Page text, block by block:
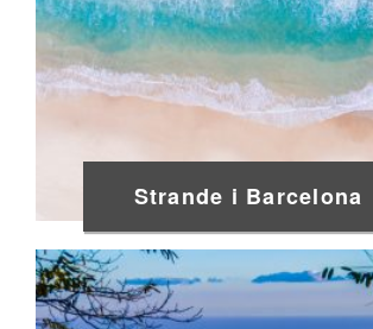
Strande i Barcelona